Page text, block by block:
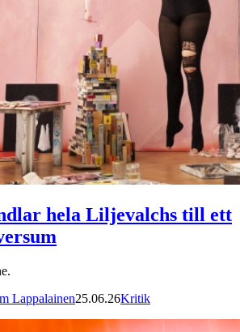
hela Liljevalchs till ett
Lappalainen25.06.26Kritik